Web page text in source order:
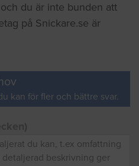
du är inte bunden att
på Snickare.se är
kan för fler och bättre svar.